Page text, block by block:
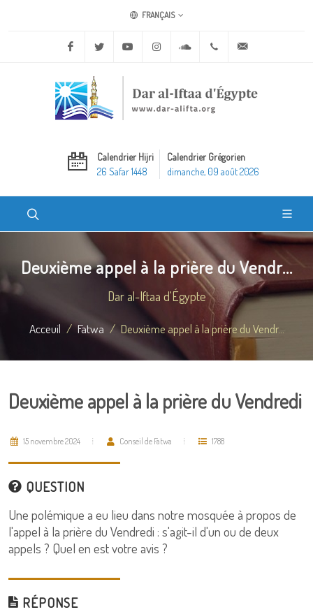
FRANÇAIS
Facebook Twitter Youtube Instagram Soundcloud+20 2 25970400
Calendrier Hijri
26 Safar 1448
Calendrier Grégorien
dimanche, 09 août 2026
Deuxième appel à la prière du Vendr...
Dar al-Iftaa d'Égypte
Acceuil Fatwa Deuxième appel à la prière du Vendr...
Deuxième appel à la prière du Vendredi
15 novembre 2024 Conseil de Fatwa 1788
QUESTION
Une polémique a eu lieu dans notre mosquée à propos de
l'appel à la prière du Vendredi : s'agit-il d'un ou de deux
appels ? Quel en est votre avis ?
RÉPONSE